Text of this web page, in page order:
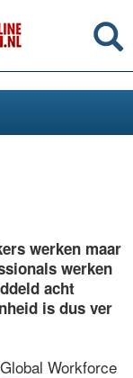
werken maar
werken
acht
is dus ver
Workforce